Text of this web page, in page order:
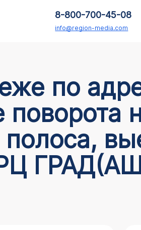
8-800-700-45-08
info@region-media.com
поворота